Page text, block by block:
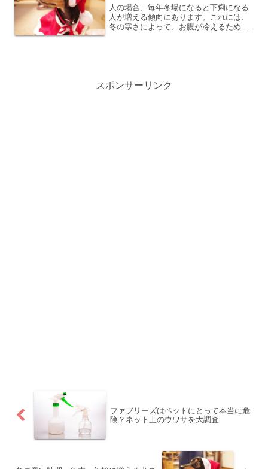
人の場合、毎年冬場になると下痢になる
人が増える傾向にあります。これには、
冬の寒さによって、お腹が冷えるため ノ
スポンサーリンク
ファブリーズはペットにとって本当に危
険？ネット上のウワサを大調査